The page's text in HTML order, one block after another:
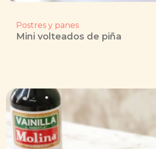
Postres y panes
Mini volteados de piña